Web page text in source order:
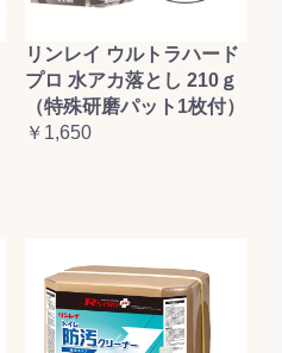
リンレイ ウルトラハード
プロ 水アカ落とし 210ｇ
（特殊研磨パット1枚付）
￥1,650